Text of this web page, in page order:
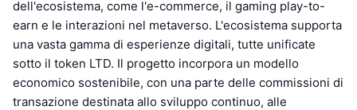
dell'ecosistema, come l'e-commerce, il gaming play-to-
earn e le interazioni nel metaverso. L'ecosistema supporta
una vasta gamma di esperienze digitali, tutte unificate
sotto il token LTD. Il progetto incorpora un modello
economico sostenibile, con una parte delle commissioni di
transazione destinata allo sviluppo continuo, alle